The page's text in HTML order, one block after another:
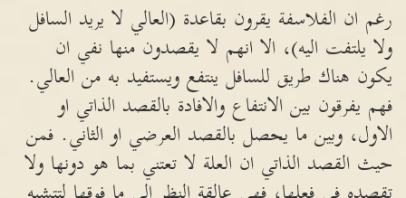
رغم ان الفلاسفة يقرون بقاعدة (العالي لا يريد السافل
ولا يلتفت اليه)، الا انهم لا يقصدون منها نفي ان
يكون هناك طريق للسافل ينتفع ويستفيد به من العالي.
فهم يفرقون بين الانتفاع والافادة بالقصد الذاتي او
الاول، وبين ما يحصل بالقصد العرضي او الثاني. فمن
حيث القصد الذاتي ان العلة لا تعتني بما هو دونها ولا